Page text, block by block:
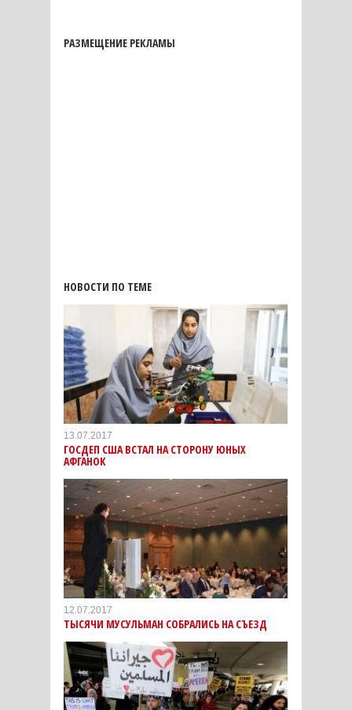
РАЗМЕЩЕНИЕ РЕКЛАМЫ
НОВОСТИ ПО ТЕМЕ
13.07.2017
ГОСДЕП США ВСТАЛ НА СТОРОНУ ЮНЫХ
АФГАНОК
12.07.2017
ТЫСЯЧИ МУСУЛЬМАН СОБРАЛИСЬ НА СЪЕЗД